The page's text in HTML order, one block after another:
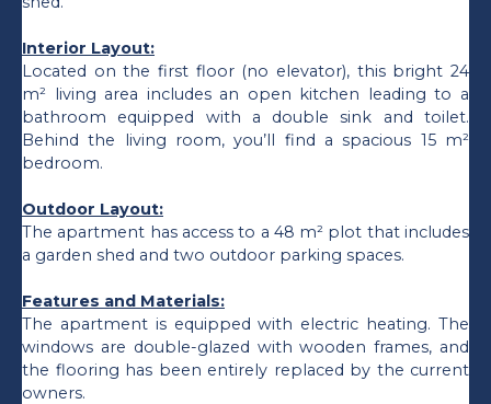
Interior Layout:
Located on the first floor (no elevator), this bright 24
m² living area includes an open kitchen leading to a
bathroom equipped with a double sink and toilet.
Behind the living room, you’ll find a spacious 15 m²
bedroom.
Outdoor Layout:
The apartment has access to a 48 m² plot that includes
a garden shed and two outdoor parking spaces.
Features and Materials:
The apartment is equipped with electric heating. The
windows are double-glazed with wooden frames, and
the flooring has been entirely replaced by the current
owners.